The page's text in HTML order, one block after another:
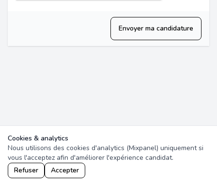
Envoyer ma candidature
Cookies & analytics
Nous utilisons des cookies d'analytics (Mixpanel) uniquement si
vous l'acceptez afin d'améliorer l'expérience candidat.
Refuser
Accepter